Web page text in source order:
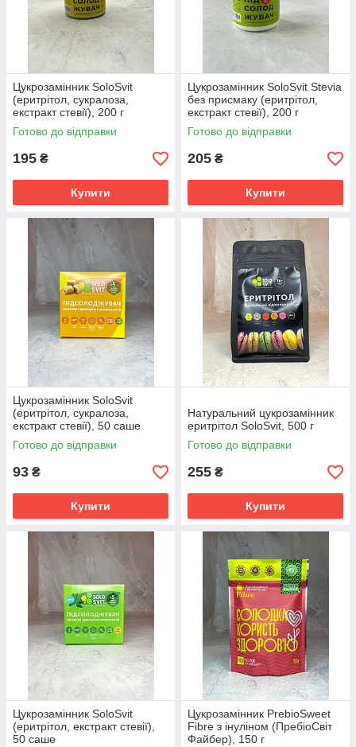
Цукрозамінник SoloSvit
(еритрітол, сукралоза,
екстракт стевії), 200 г
Готово до відправки
195 ₴
Купити
Цукрозамінник SoloSvit Stevia
без присмаку (еритрітол,
екстракт стевії), 200 г
Готово до відправки
205 ₴
Купити
Цукрозамінник SoloSvit
(еритрітол, сукралоза,
екстракт стевії), 50 саше
Готово до відправки
93 ₴
Купити
Натуральний цукрозамінник
еритрітол SoloSvit, 500 г
Готово до відправки
255 ₴
Купити
Цукрозамінник SoloSvit
(еритрітол, екстракт стевії),
50 саше
Цукрозамінник PrebioSweet
Fibre з інуліном (ПребіоСвіт
Файбер), 150 г